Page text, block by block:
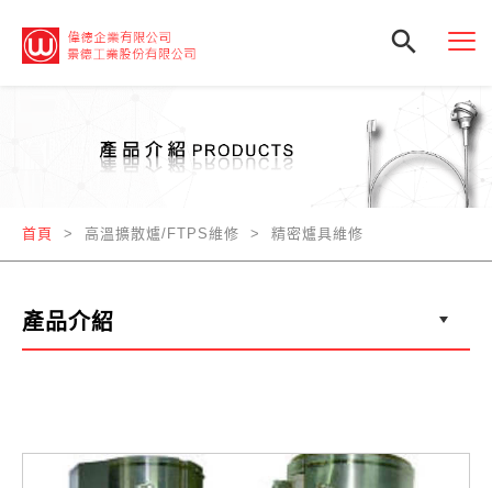

首頁 > 高溫擴散爐/FTPS維修 > 精密爐具維修
產品介紹